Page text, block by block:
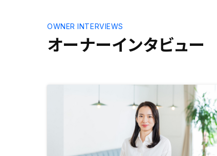
オーナーインタビュー
OWNER INTERVIEWS